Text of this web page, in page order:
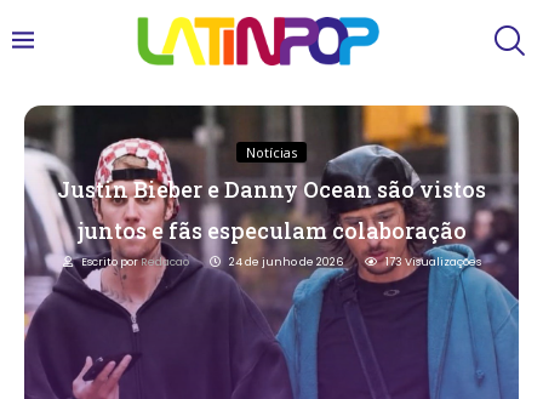
Notícias
Justin Bieber e Danny Ocean são vistos
juntos e fãs especulam colaboração
Escrito porRedacao 24 de junho de 2026 173Visualizações